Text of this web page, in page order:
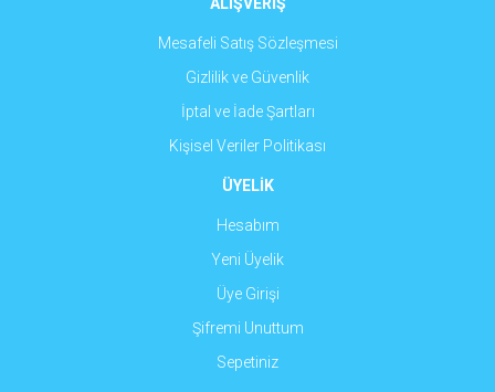
Mesafeli Satış Sözleşmesi
Gizlilik ve Güvenlik
İptal ve İade Şartları
Kişisel Veriler Politikası
ÜYELİK
Hesabım
Yeni Üyelik
Üye Girişi
Şifremi Unuttum
Sepetiniz